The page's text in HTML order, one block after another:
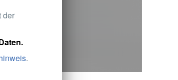
der
.